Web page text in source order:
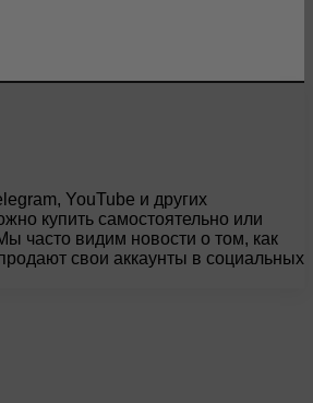
YouTube и других
купить самостоятельно или
часто видим новости о том, как
свои аккаунты в социальных